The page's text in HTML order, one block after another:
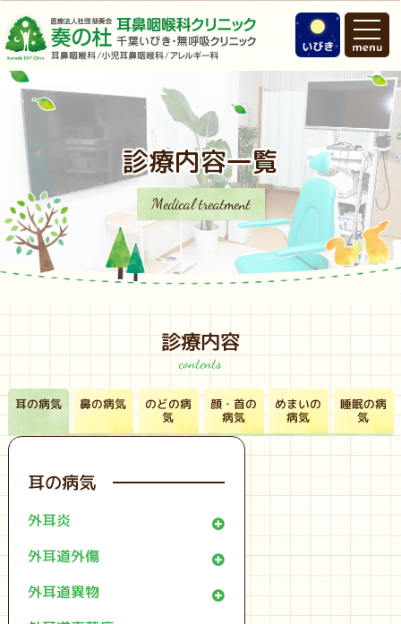
診療内容⼀覧
Medical treatment
診療内容
contents
耳の病気
耳の病気
外耳炎
外耳道外傷
外耳道異物
鼻の病気 のどの病
気
顔・首の
病気
めまいの
病気
睡眠の病
気